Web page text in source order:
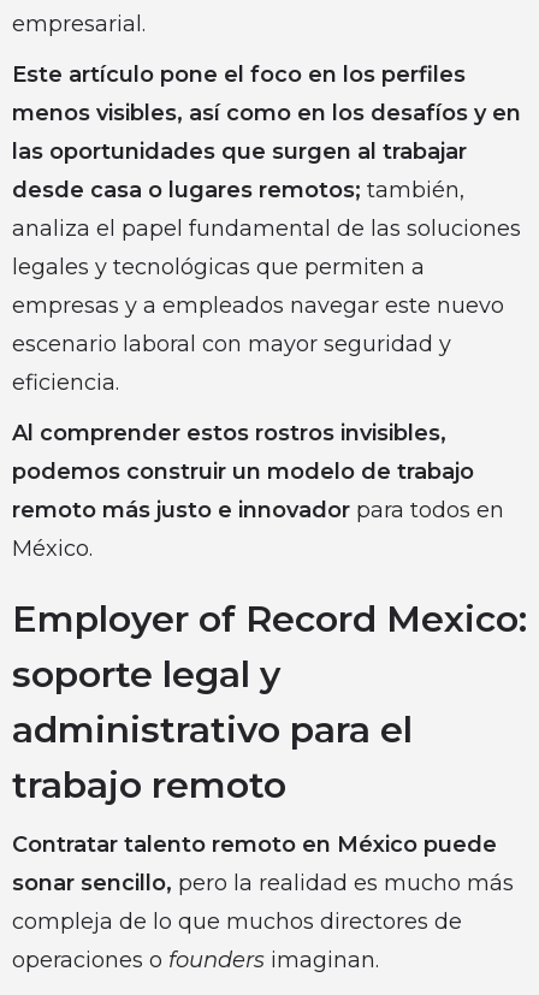
empresarial.
Este artículo pone el foco en los perfiles
menos visibles, así como en los desafíos y en
las oportunidades que surgen al trabajar
desde casa o lugares remotos; también,
analiza el papel fundamental de las soluciones
legales y tecnológicas que permiten a
empresas y a empleados navegar este nuevo
escenario laboral con mayor seguridad y
eficiencia.
Al comprender estos rostros invisibles,
podemos construir un modelo de trabajo
remoto más justo e innovador para todos en
México.
Employer of Record Mexico:
soporte legal y
administrativo para el
trabajo remoto
Contratar talento remoto en México puede
sonar sencillo, pero la realidad es mucho más
compleja de lo que muchos directores de
operaciones o founders imaginan.